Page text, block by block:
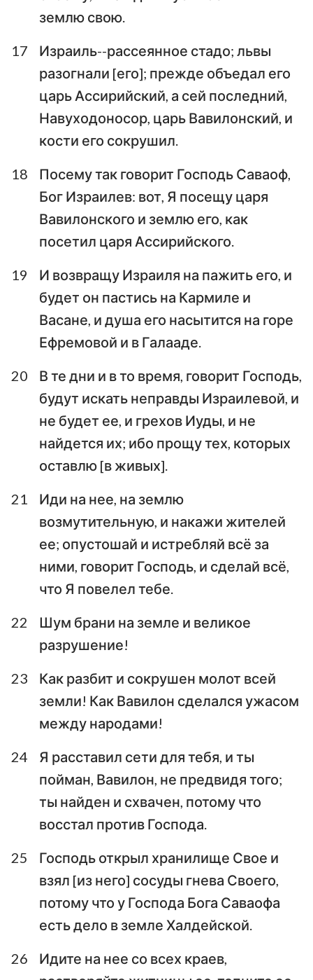
землю свою.
17
Израиль--рассеянное стадо; львы
разогнали [его]; прежде объедал его
царь Ассирийский, а сей последний,
Навуходоносор, царь Вавилонский, и
кости его сокрушил.
18
Посему так говорит Господь Саваоф,
Бог Израилев: вот, Я посещу царя
Вавилонского и землю его, как
посетил царя Ассирийского.
19
И возвращу Израиля на пажить его, и
будет он пастись на Кармиле и
Васане, и душа его насытится на горе
Ефремовой и в Галааде.
20
В те дни и в то время, говорит Господь,
будут искать неправды Израилевой, и
не будет ее, и грехов Иуды, и не
найдется их; ибо прощу тех, которых
оставлю [в живых].
21
Иди на нее, на землю
возмутительную, и накажи жителей
ее; опустошай и истребляй всё за
ними, говорит Господь, и сделай всё,
что Я повелел тебе.
22
Шум брани на земле и великое
разрушение!
23
Как разбит и сокрушен молот всей
земли! Как Вавилон сделался ужасом
между народами!
24
Я расставил сети для тебя, и ты
пойман, Вавилон, не предвидя того;
ты найден и схвачен, потому что
восстал против Господа.
25
Господь открыл хранилище Свое и
взял [из него] сосуды гнева Своего,
потому что у Господа Бога Саваофа
есть дело в земле Халдейской.
26
Идите на нее со всех краев,